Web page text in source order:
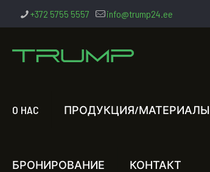
+372 5755 5557 info@trump24.ee
O HAC ПРОДУКЦИЯ/МАТЕРИАЛЫ
БРОНИРОВАНИЕ КОНТАКТ